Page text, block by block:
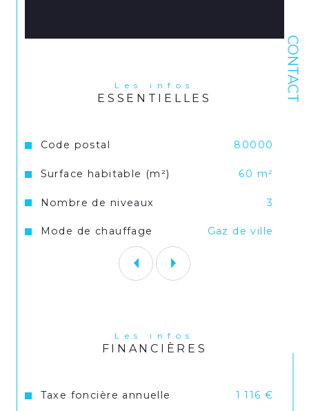
CONTACT
Les infos
ESSENTIELLES
Caractéristiques Valeurs
Code postal 80000
Surface habitable (m²) 60 m²
Nombre de niveaux 3
Mode de chauffage Gaz de ville
CENTRE VILLE
Pour toute visite ou renseignement
risques et pollutions pour ce bien
peuvent être consultées sur le site
Géorisques : www.georisques.gouv.fr.
Les infos
FINANCIÈRES
Taxe foncière annuelle 1 116 €